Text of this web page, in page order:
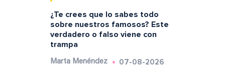
¿Te crees que lo sabes todo
sobre nuestros famosos? Este
verdadero o falso viene con
trampa
Marta Menéndez 07-08-2026